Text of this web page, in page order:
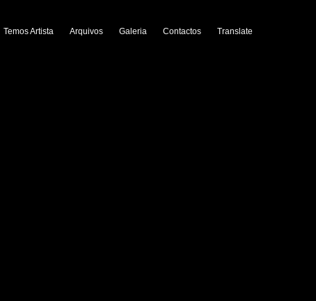
Temos Artista Arquivos Galeria Contactos Translate